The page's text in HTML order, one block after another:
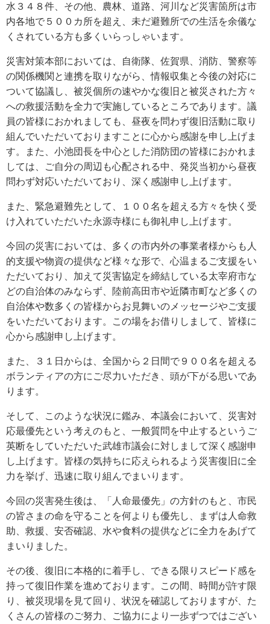
水３４８件、その他、農林、道路、河川など災害箇所は市
内各地で５００カ所を超え、未だ避難所での生活を余儀な
くされている方も多くいらっしゃいます。
災害対策本部においては、自衛隊、佐賀県、消防、警察等
の関係機関と連携を取りながら、情報収集と今後の対応に
ついて協議し、被災個所の速やかな復旧と被災された方々
への救援活動を全力で実施しているところであります。議
員の皆様におかれましても、昼夜を問わず復旧活動に取り
組んでいただいておりますことに心から感謝を申し上げま
す。また、小池団長を中心とした消防団の皆様におかれま
しては、ご自分の周辺も心配される中、発災当初から昼夜
問わず対応いただいており、深く感謝申し上げます。
また、緊急避難先として、１００名を超える方々を快く受
け入れていただいた永源寺様にも御礼申し上げます。
今回の災害においては、多くの市内外の事業者様からも人
的支援や物資の提供など様々な形で、心温まるご支援をい
ただいており、加えて災害協定を締結している太宰府市な
どの自治体のみならず、陸前高田市や近隣市町など多くの
自治体や数多くの皆様からお見舞いのメッセージやご支援
をいただいております。この場をお借りしまして、皆様に
心から感謝申し上げます。
また、３１日からは、全国から２日間で９００名を超える
ボランティアの方にご尽力いただき、頭が下がる思いであ
ります。
そして、このような状況に鑑み、本議会において、災害対
応最優先という考えのもと、一般質問を中止するというご
英断をしていただいた武雄市議会に対しまして深く感謝申
し上げます。皆様の気持ちに応えられるよう災害復旧に全
力を挙げ、迅速に取り組んでまいります。
今回の災害発生後は、「人命最優先」の方針のもと、市民
の皆さまの命を守ることを何よりも優先し、まずは人命救
助、救援、安否確認、水や食料の提供などに全力をあげて
まいりました。
その後、復旧に本格的に着手し、できる限りスピード感を
持って復旧作業を進めております。この間、時間が許す限
り、被災現場を見て回り、状況を確認しておりますが、た
くさんの皆様のご努力、ご協力により一歩ずつではござい